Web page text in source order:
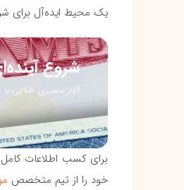
یک محیط ایده‌آل برای
شروع
آغاز مسیری طلایی
برای کسب اطلاعات کامل
خود را از تیم متخصص